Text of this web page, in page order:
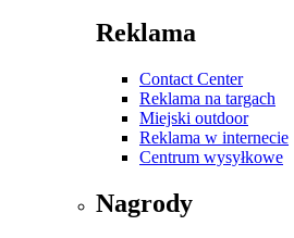
Reklama
Contact Center
Reklama na targach
Miejski outdoor
Reklama w internecie
Centrum wysyłkowe
Nagrody